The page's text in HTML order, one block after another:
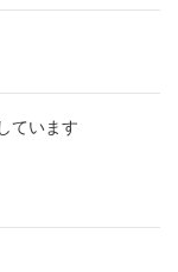
ています